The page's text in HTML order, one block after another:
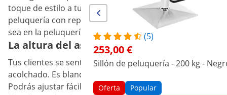
(5)
253,00 €
Sillón de peluquería - 200 kg -
Oferta Popular
toque de estilo a tu salón. El discreto diseño en crema
peluquería con reposapiés y respaldo acolchado os
sea en la peluquería, el salón de tatuajes o el de belleza.
La altura del asiento es la correcta en la
Tus clientes se sentarán con la mayor comodidad en
acolchado. Es blanda y mantiene su forma. La
Podrás ajustar fácilmente la altura del sillón de